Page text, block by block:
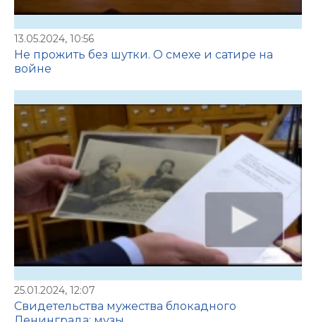
13.05.2024, 10:56
Не прожить без шутки. О смехе и сатире на
войне
25.01.2024, 12:07
Свидетельства мужества блокадного